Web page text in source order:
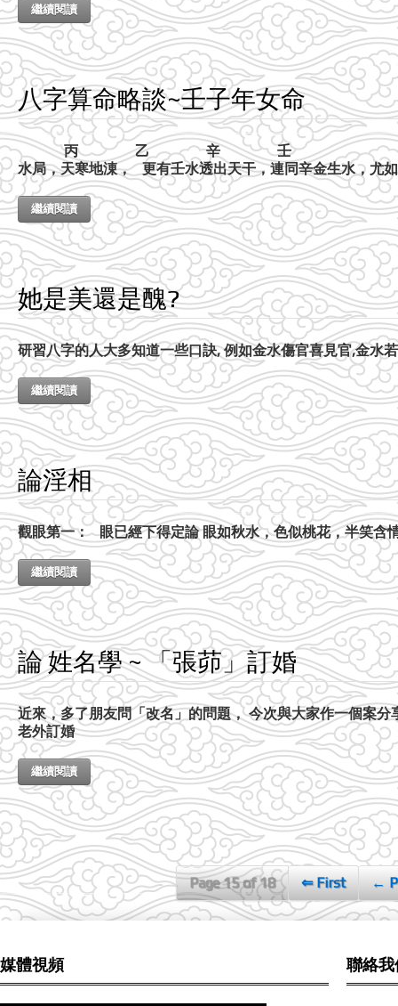
繼續閱讀
八字算命略談~壬子年女命
丙 乙 辛 壬 戌 丑 亥 子 原局
水局，天寒地涷， 更有壬水透出天干，連同辛金生水，尤
繼續閱讀
她是美還是醜?
研習八字的人大多知道一些口訣, 例如金水傷官喜見官,金水
繼續閱讀
論淫相
觀眼第一： 眼已經下得定論 眼如秋水，色似桃花，半笑含
繼續閱讀
論 姓名學 ~ 「張茆」訂婚
近來，多了朋友問「改名」的問題， 今次與大家作一個案
老外訂婚
繼續閱讀
Page 15 of 18 ⇐ First ←
媒體視頻 聯絡我